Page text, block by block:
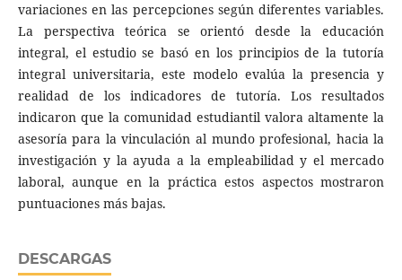
variaciones en las percepciones según diferentes variables.
La perspectiva teórica se orientó desde la educación
integral, el estudio se basó en los principios de la tutoría
integral universitaria, este modelo evalúa la presencia y
realidad de los indicadores de tutoría. Los resultados
indicaron que la comunidad estudiantil valora altamente la
asesoría para la vinculación al mundo profesional, hacia la
investigación y la ayuda a la empleabilidad y el mercado
laboral, aunque en la práctica estos aspectos mostraron
puntuaciones más bajas.
DESCARGAS